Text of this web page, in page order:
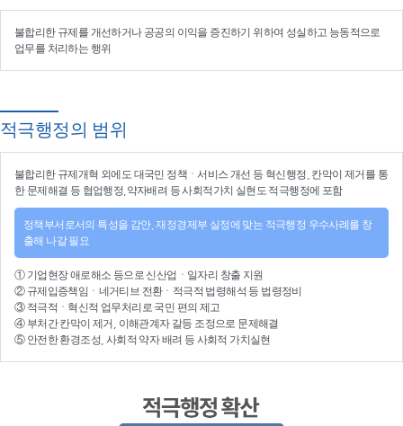
불합리한 규제를 개선하거나 공공의 이익을 증진하기 위하여 성실하고 능동적으로
업무를 처리하는 행위
적극행정의 범위
불합리한 규제개혁 외에도 대국민 정책ㆍ서비스 개선 등 혁신행정 , 칸막이 제거를 통
한 문제해결 등 협업행정 ,약자배려 등사회적가치 실현 도 적극행정에 포함
정책부서로서의 특성을 감안, 재정경제부 실정에 맞는 적극행정 우수사례를 창
출해 나갈 필요
① 기업현장 애로해소 등으로 신산업 ㆍ 일자리 창출 지원
② 규제입증책임 ㆍ 네거티브 전환ㆍ적극적 법령해석 등 법령정비
③ 적극적 ㆍ 혁신적 업무처리 로 국민 편의 제고
④ 부처간 칸막이 제거, 이해관계자 갈등 조정으로 문제해결
⑤ 안전한 환경조성, 사회적 약자 배려 등 사회적 가치실현